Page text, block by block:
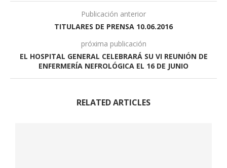
Publicación anterior
TITULARES DE PRENSA 10.06.2016
próxima publicación
EL HOSPITAL GENERAL CELEBRARÁ SU VI REUNIÓN DE
ENFERMERÍA NEFROLÓGICA EL 16 DE JUNIO
RELATED ARTICLES